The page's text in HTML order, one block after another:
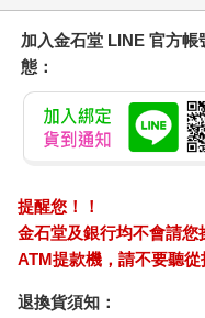
加入金石堂 LINE 官方
態：
提醒您！！
金石堂及銀行均不會請
ATM提款機，請不要聽從
退換貨須知：